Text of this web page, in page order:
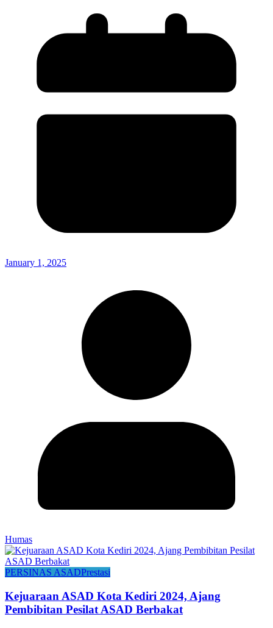
January 1, 2025
Humas
PERSINAS ASADPrestasi
Kejuaraan ASAD Kota Kediri 2024, Ajang
Pembibitan Pesilat ASAD Berbakat